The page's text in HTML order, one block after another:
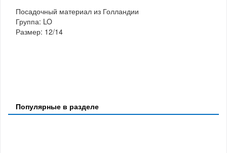
Посадочный материал из Голландии
Группа: LO
Размер: 12/14
Популярные в разделе